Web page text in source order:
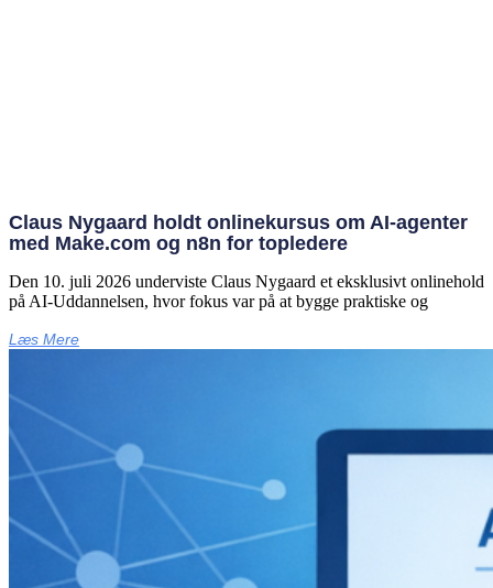
Claus Nygaard holdt onlinekursus om AI‑agenter
med Make.com og n8n for topledere
Den 10. juli 2026 underviste Claus Nygaard et eksklusivt onlinehold
på AI‑Uddannelsen, hvor fokus var på at bygge praktiske og
Læs Mere